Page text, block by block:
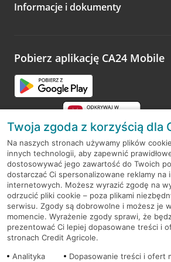
Zachęcamy do podzielenia się z nami
opinie.
Informacje i dokumenty
Pobierz aplikację CA24 Mobile
RODO
Regulamin serwisu
Mapa serwisu
PolitykaCookies
Twoja zgoda z korzyścią dla
Na naszych stronach używamy plików
innych technologii, aby zapewnić
dostosowywać jego zawartość do Twoich
dostarczać Ci spersonalizowane reklamy na
internetowych. Możesz wyrazić zgodę na
odrzucić pliki cookie – poza plikami
serwisu. Zgody są dobrowolne i możesz je
momencie. Wyrażenie zgody sprawi, że
prezentować Ci lepiej dopasowane treści i
stronach Credit Agricole.
Analityka
Dopasowanie treści i ofert